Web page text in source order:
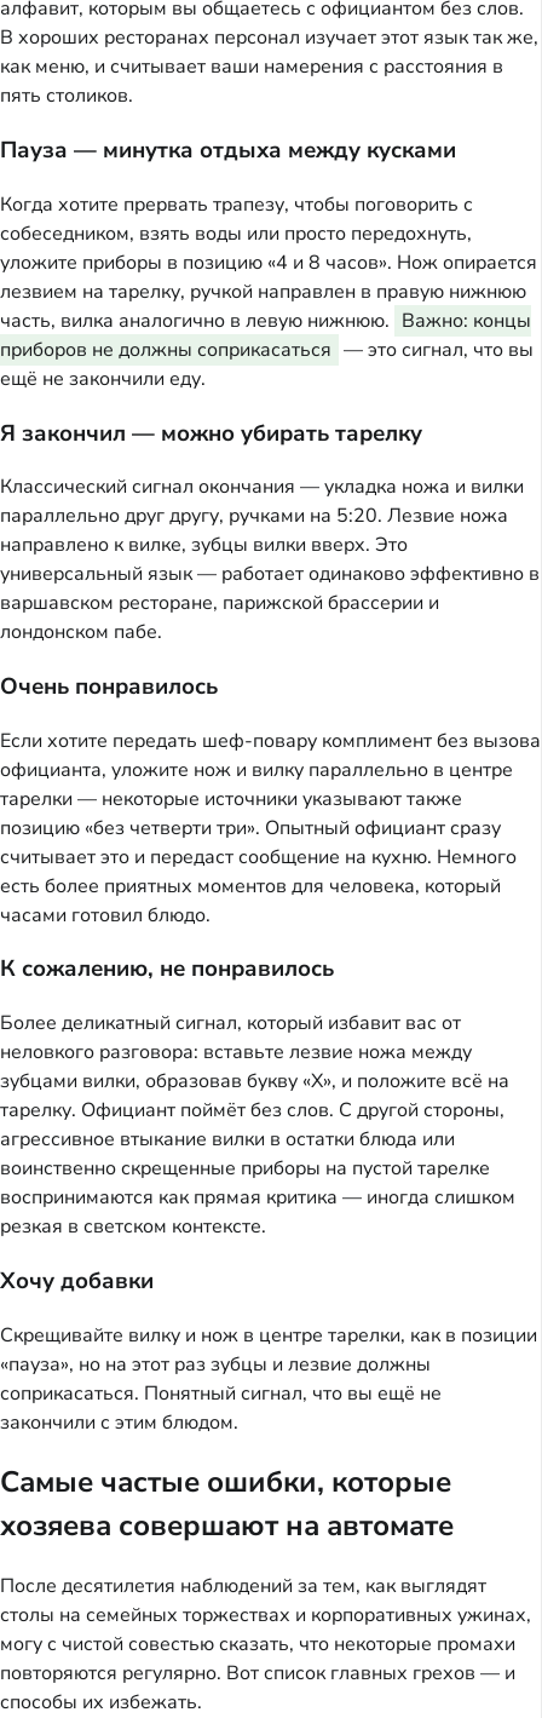
алфавит, которым вы общаетесь с официантом без слов.
В хороших ресторанах персонал изучает этот язык так же,
как меню, и считывает ваши намерения с расстояния в
пять столиков.
Пауза — минутка отдыха между кусками
Когда хотите прервать трапезу, чтобы поговорить с
собеседником, взять воды или просто передохнуть,
уложите приборы в позицию «4 и 8 часов». Нож опирается
лезвием на тарелку, ручкой направлен в правую нижнюю
часть, вилка аналогично в левую нижнюю. Важно: концы
приборов не должны соприкасаться — это сигнал, что вы
ещё не закончили еду.
Я закончил — можно убирать тарелку
Классический сигнал окончания — укладка ножа и вилки
параллельно друг другу, ручками на 5:20. Лезвие ножа
направлено к вилке, зубцы вилки вверх. Это
универсальный язык — работает одинаково эффективно в
варшавском ресторане, парижской брассерии и
лондонском пабе.
Очень понравилось
Если хотите передать шеф-повару комплимент без вызова
официанта, уложите нож и вилку параллельно в центре
тарелки — некоторые источники указывают также
позицию «без четверти три». Опытный официант сразу
считывает это и передаст сообщение на кухню. Немного
есть более приятных моментов для человека, который
часами готовил блюдо.
К сожалению, не понравилось
Более деликатный сигнал, который избавит вас от
неловкого разговора: вставьте лезвие ножа между
зубцами вилки, образовав букву «X», и положите всё на
тарелку. Официант поймёт без слов. С другой стороны,
агрессивное втыкание вилки в остатки блюда или
воинственно скрещенные приборы на пустой тарелке
воспринимаются как прямая критика — иногда слишком
резкая в светском контексте.
Хочу добавки
Скрещивайте вилку и нож в центре тарелки, как в позиции
«пауза», но на этот раз зубцы и лезвие должны
соприкасаться. Понятный сигнал, что вы ещё не
закончили с этим блюдом.
Самые частые ошибки, которые
хозяева совершают на автомате
После десятилетия наблюдений за тем, как выглядят
столы на семейных торжествах и корпоративных ужинах,
могу с чистой совестью сказать, что некоторые промахи
повторяются регулярно. Вот список главных грехов — и
способы их избежать.